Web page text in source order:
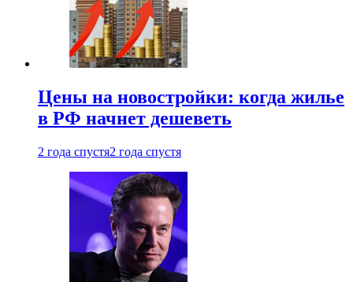
Цены на новостройки: когда жилье
в РФ начнет дешеветь
2 года спустя2 года спустя